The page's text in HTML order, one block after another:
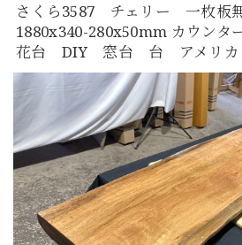
さくら3587 チェリー 一枚板
1880x340-280x50mm カウン
花台 DIY 窓台 台 アメリカ